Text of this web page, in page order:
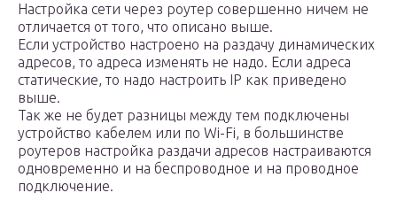
Настройка сети через роутер совершенно ничем не
отличается от того, что описано выше.
Если устройство настроено на раздачу динамических
адресов, то адреса изменять не надо. Если адреса
статические, то надо настроить IP как приведено
выше.
Так же не будет разницы между тем подключены
устройство кабелем или по Wi-Fi, в большинстве
роутеров настройка раздачи адресов настраиваются
одновременно и на беспроводное и на проводное
подключение.